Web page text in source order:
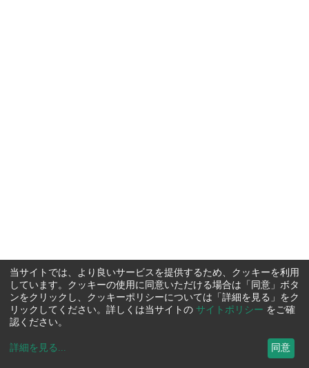
当サイトでは、より良いサービスを提供するため、クッキーを利用
しています。クッキーの使用に同意いただける場合は「同意」ボタ
ンをクリックし、クッキーポリシーについては「詳細を見る」をク
リックしてください。詳しくは当サイトの サイトポリシー をご確
認ください。
詳細を見る ... 同意